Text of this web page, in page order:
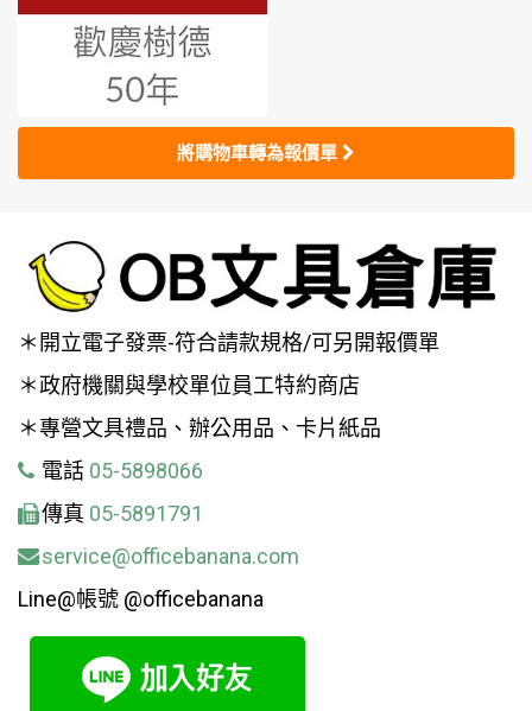
將購物車轉為報價單
＊開立電子發票-符合請款規格/可另開報價單
＊政府機關與學校單位員工特約商店
＊專營文具禮品、辦公用品、卡片紙品
電話 05-5898066
傳真 05-5891791
service@officebanana.com
Line@帳號 @officebanana